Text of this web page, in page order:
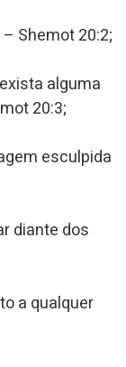
Shemot 20:2;
alguma
20:3;
esculpida
diante dos
a qualquer